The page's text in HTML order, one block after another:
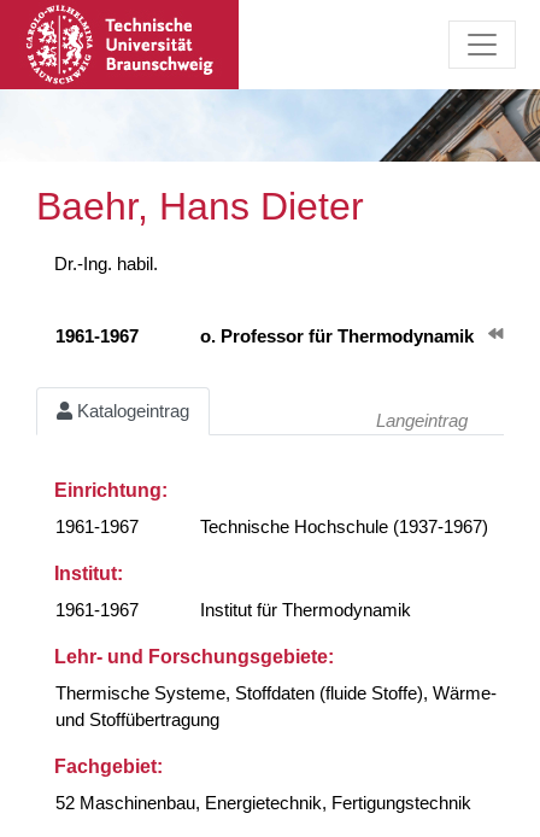
Baehr, Hans Dieter
Dr.-Ing. habil.
1961-1967 o. Professor für Thermodynamik
Katalogeintrag Langeintrag
Einrichtung:
1961-1967
Technische Hochschule (1937-1967)
Institut:
1961-1967
Institut für Thermodynamik
Lehr- und Forschungsgebiete:
Thermische Systeme, Stoffdaten (fluide Stoffe), Wärme-
und Stoffübertragung
Fachgebiet:
52 Maschinenbau, Energietechnik, Fertigungstechnik